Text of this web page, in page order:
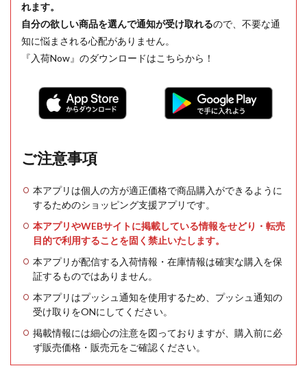
れます。
自分の欲しい商品を選んで通知が受け取れるので、不要な通
知に悩まされる心配がありません。
『入荷Now』のダウンロードはこちらから！
ご注意事項
本アプリは個人の方が適正価格で商品購入ができるように
するためのショッピング支援アプリです。
本アプリやWEBサイトに掲載している情報をせどり・転売
目的で利用することを固く禁止いたします。
本アプリが配信する入荷情報・在庫情報は確実な購入を保
証するものではありません。
本アプリはプッシュ通知を使用するため、プッシュ通知の
受け取りをONにしてください。
掲載情報には細心の注意を図っておりますが、購入前に必
ず販売価格・販売元をご確認ください。